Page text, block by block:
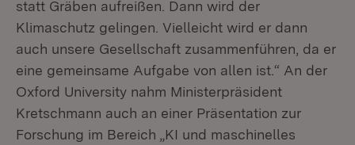
statt Gräben aufreißen. Dann wird der
Klimaschutz gelingen. Vielleicht wird er dann
auch unsere Gesellschaft zusammenführen, da er
eine gemeinsame Aufgabe von allen ist.“ An der
Oxford University nahm Ministerpräsident
Kretschmann auch an einer Präsentation zur
Forschung im Bereich „KI und maschinelles